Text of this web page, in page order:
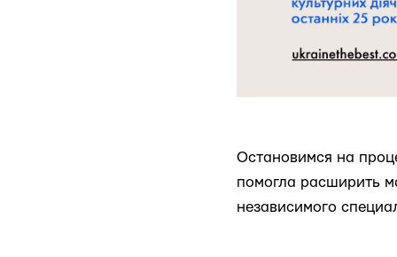
Остановимся на
помогла расширить
независимого